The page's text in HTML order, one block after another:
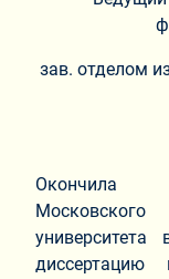
зав. отделом
Окончила
диссертацию